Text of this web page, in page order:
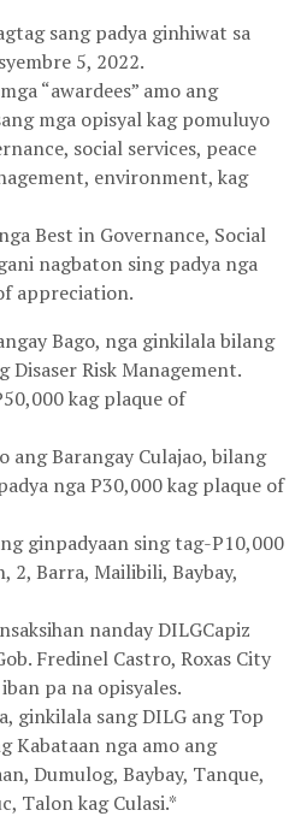
sang padya ginhiwat sa
5, 2022.
“awardees” amo ang
mga opisyal kag pomuluyo
social services, peace
environment, kag
Best in Governance, Social
nagbaton sing padya nga
appreciation.
Bago, nga ginkilala bilang
Disaser Risk Management.
kag plaque of
ang Barangay Culajao, bilang
nga P30,000 kag plaque of
ginpadyaan sing tag-P10,000
2, Barra, Mailibili, Baybay,
nanday DILGCapiz
Fredinel Castro, Roxas City
pa na opisyales.
ginkilala sang DILG ang Top
Kabataan nga amo ang
Dumulog, Baybay, Tanque,
Talon kag Culasi.*